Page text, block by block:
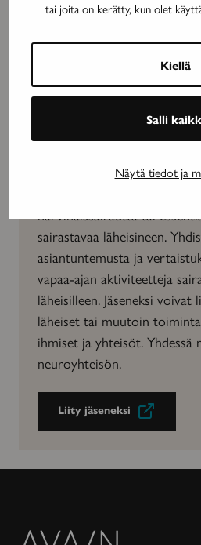
tai joita on kerätty, kun olet
Kiellä
Salli
Näytä tiedot ja
Tule mukaan
Neuroliittoon kuuluu 26
harvinaissairautta tai
sairastavaa läheisineen.
asiantuntemusta ja
vapaa-ajan aktiviteetteja
läheisilleen. Jäseneksi
läheiset tai muutoin
ihmiset ja yhteisöt. Yhdessä
neuroyhteisön.
Liity jäseneksi
Avain-